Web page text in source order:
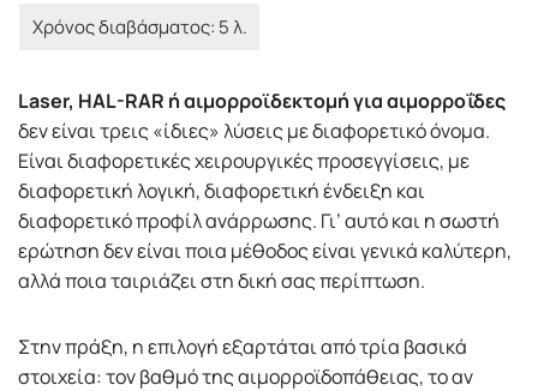
Laser, HAL-RAR ή αιμορροϊδεκτομή για αιμορροΐδες
δεν είναι τρεις «ίδιες» λύσεις με διαφορετικό όνομα.
Είναι διαφορετικές χειρουργικές προσεγγίσεις, με
διαφορετική λογική, διαφορετική ένδειξη και
διαφορετικό προφίλ ανάρρωσης. Γι’ αυτό και η σωστή
ερώτηση δεν είναι ποια μέθοδος είναι γενικά καλύτερη,
αλλά ποια ταιριάζει στη δική σας περίπτωση.
Στην πράξη, η επιλογή εξαρτάται από τρία βασικά
στοιχεία: τον βαθμό της αιμορροϊδοπάθειας, το αν